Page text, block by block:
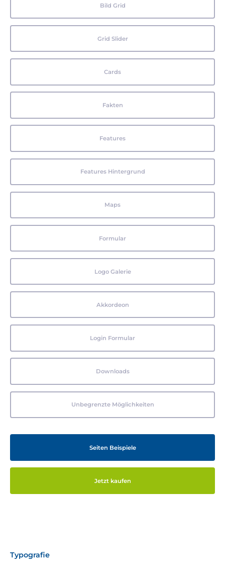
Bild Grid
Grid Slider
Cards
Fakten
Features
Features Hintergrund
Maps
Formular
Logo Galerie
Akkordeon
Login Formular
Downloads
Unbegrenzte Möglichkeiten
Seiten Beispiele
Jetzt kaufen
Typografie